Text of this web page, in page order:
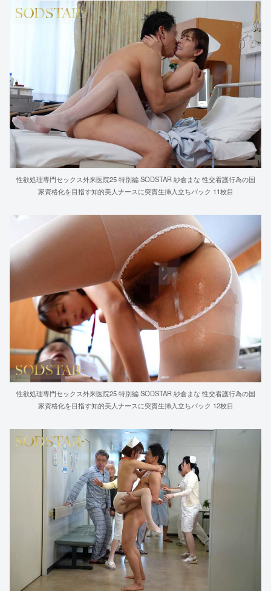
性欲処理専門セックス外来医院25 特別編 SODSTAR 紗倉まな 性交看護行為の国
家資格化を目指す知的美人ナースに突貫生挿入立ちバック 11枚目
性欲処理専門セックス外来医院25 特別編 SODSTAR 紗倉まな 性交看護行為の国
家資格化を目指す知的美人ナースに突貫生挿入立ちバック 12枚目